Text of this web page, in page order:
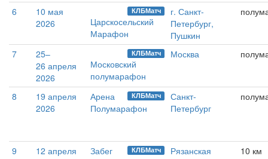
6
10 мая
2026
КЛБМатч
Царскосельский
Марафон
г. Санкт-
Петербург,
Пушкин
7
25–
26 апреля
2026
КЛБМатч
Московский
полумарафон
Москва
8
19 апреля
2026
КЛБМатч
Арена
Полумарафон
Санкт-
Петербург
9
12 апреля
КЛБМатч
Забег
Рязанская
10 км